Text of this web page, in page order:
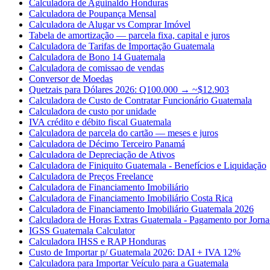
Calculadora de Aguinaldo Honduras
Calculadora de Poupança Mensal
Calculadora de Alugar vs Comprar Imóvel
Tabela de amortização — parcela fixa, capital e juros
Calculadora de Tarifas de Importação Guatemala
Calculadora de Bono 14 Guatemala
Calculadora de comissao de vendas
Conversor de Moedas
Quetzais para Dólares 2026: Q100.000 → ~$12.903
Calculadora de Custo de Contratar Funcionário Guatemala
Calculadora de custo por unidade
IVA crédito e débito fiscal Guatemala
Calculadora de parcela do cartão — meses e juros
Calculadora de Décimo Terceiro Panamá
Calculadora de Depreciação de Ativos
Calculadora de Finiquito Guatemala - Benefícios e Liquidação
Calculadora de Preços Freelance
Calculadora de Financiamento Imobiliário
Calculadora de Financiamento Imobiliário Costa Rica
Calculadora de Financiamento Imobiliário Guatemala 2026
Calculadora de Horas Extras Guatemala - Pagamento por
IGSS Guatemala Calculator
Calculadora IHSS e RAP Honduras
Custo de Importar p/ Guatemala 2026: DAI + IVA 12%
Calculadora para Importar Veículo para a Guatemala